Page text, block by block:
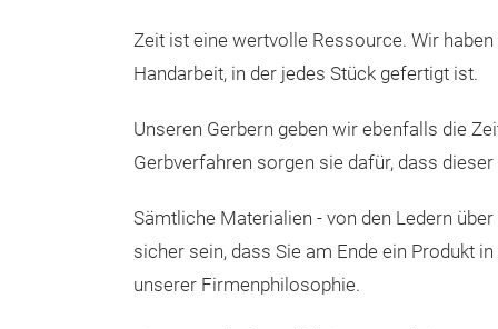
Zeit ist eine wertvolle Ressource. Wir
Handarbeit, in der jedes Stück gefertigt ist.
Unseren Gerbern geben wir ebenfalls die
Gerbverfahren sorgen sie dafür, dass
Sämtliche Materialien - von den Ledern
sicher sein, dass Sie am Ende ein Produkt
unserer Firmenphilosophie.